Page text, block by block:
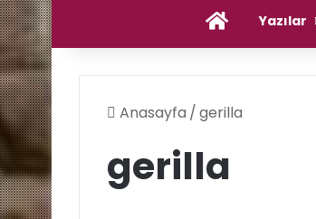
Ana Sayfa
Yazılar
Anasayfa /gerilla
gerilla